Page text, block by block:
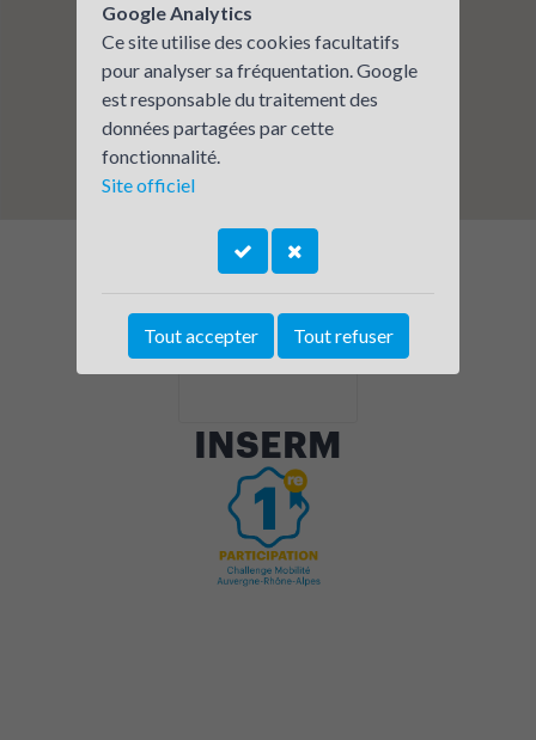
INSERM
Google Analytics
Ce site utilise des cookies facultatifs
pour analyser sa fréquentation. Google
est responsable du traitement des
données partagées par cette
fonctionnalité.
Site officiel
Tout accepter Tout refuser